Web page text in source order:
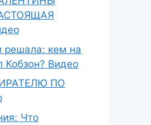
решала: кем на
Видео
ПО
Что